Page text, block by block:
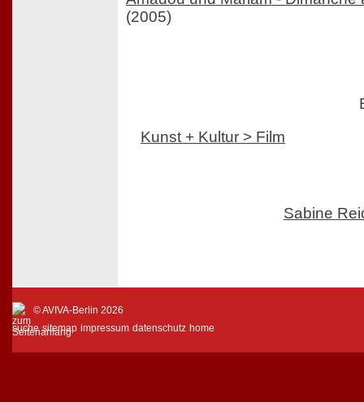
(2005)
Kunst + Kultur > Film
Sabine
© AVIVA-Berlin 2026
suche sitemap impressum datenschutz home